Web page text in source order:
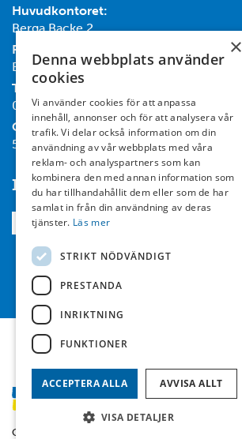
Huvudkontoret:
Berga Backe 2
Post:
Box 732, 182 17 Danderyd
Tel:
08-714 35 00
Org nr:
556467-7119
Följ oss
Copyright © Sandå 2026
×
Denna webbplats använder
cookies
Vi använder cookies för att anpassa
innehåll, annonser och för att analysera vår
trafik. Vi delar också information om din
användning av vår webbplats med våra
reklam- och analyspartners som kan
kombinera den med annan information som
du har tillhandahållit dem eller som de har
samlat in från din användning av deras
tjänster. Läs mer
STRIKT NÖDVÄNDIGT
PRESTANDA
INRIKTNING
FUNKTIONER
ACCEPTERA ALLA AVVISA ALLT
VISA DETALJER